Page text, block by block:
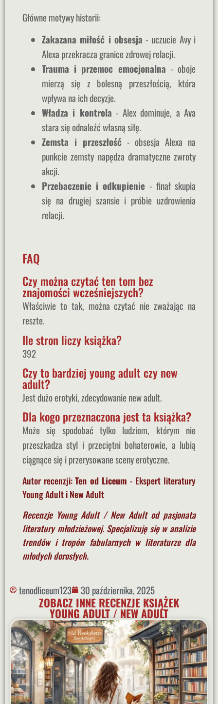
Główne motywy historii:
Zakazana miłość i obsesja - uczucie Avy i
Alexa przekracza granice zdrowej relacji.
Trauma i przemoc emocjonalna - oboje
mierzą się z bolesną przeszłością, która
wpływa na ich decyzje.
Władza i kontrola - Alex dominuje, a Ava
stara się odnaleźć własną siłę.
Zemsta i przeszłość- obsesja Alexa na
punkcie zemsty napędza dramatyczne zwroty
akcji.
Przebaczenie i odkupienie - finał skupia
się na drugiej szansie i próbie uzdrowienia
relacji.
FAQ
Czy można czytać ten tom bez
znajomości wcześniejszych?
Właściwie to tak, można czytać nie zważając na
reszte.
Ile stron liczy książka?
392
Czy to bardziej young adult czy new
adult?
Jest dużo erotyki, zdecydowanie new adult.
Dla kogo przeznaczona jest ta książka?
Może się spodobać tylko ludziom, którym nie
przeszkadza styl i przeciętni bohaterowie, a lubią
ciągnące się i przerysowane sceny erotyczne.
Autor recenzji:Ten od Liceum - Ekspert literatury
Young Adult i New Adult
Recenzje Young Adult / New Adult od pasjonata
literatury młodzieżowej. Specjalizuję się w analizie
trendów i tropów fabularnych w literaturze dla
młodych dorosłych.
tenodliceum123 30 października, 2025
ZOBACZ INNE RECENZJE KSIĄŻEK
YOUNG ADULT / NEW ADULT